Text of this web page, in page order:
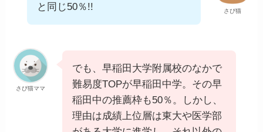
さぴ猫
と同じ50％!!
さぴ猫ママ
でも、早稲田大学附属校のなかで
難易度TOPが早稲田中学。その早
稲田中の推薦枠も50％。しかし、
理由は成績上位層は東大や医学部